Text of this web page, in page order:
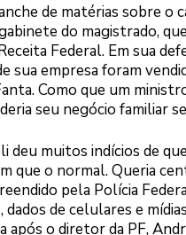
de matérias sobre
do magistrado,
Federal. Em sua
sua empresa foram
Como que um
seu negócio familiar
muitos indícios de
que o normal. Queria
pela Polícia
de celulares e
após o diretor da PF,